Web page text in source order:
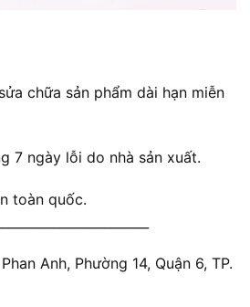
chữa sản phẩm dài hạn miễn
7 ngày lỗi do nhà sản xuất.
toàn quốc.
Anh, Phường 14, Quận 6, TP.